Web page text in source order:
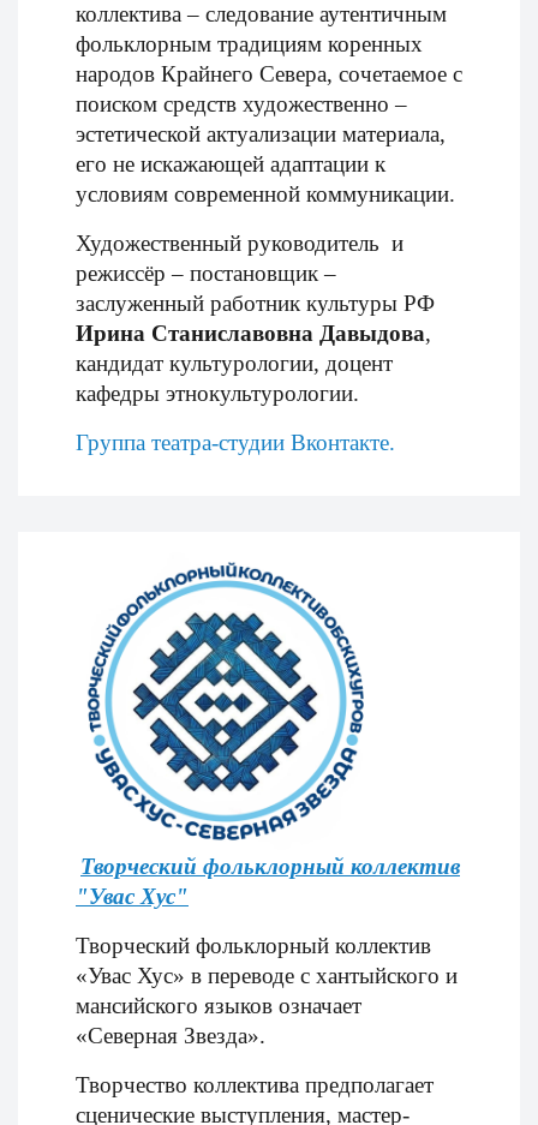
коллектива – следование аутентичным
фольклорным традициям коренных
народов Крайнего Севера, сочетаемое с
поиском средств художественно –
эстетической актуализации материала,
его не искажающей адаптации к
условиям современной коммуникации.
Художественный руководитель и
режиссёр – постановщик –
заслуженный работник культуры РФ
Ирина Станиславовна Давыдова,
кандидат культурологии, доцент
кафедры этнокультурологии.
Группа театра-студии Вконтакте.
Творческий фольклорный коллектив
"Увас Хус"
Творческий фольклорный коллектив
«Увас Хус» в переводе с хантыйского и
мансийского языков означает
«Северная Звезда».
Творчество коллектива предполагает
сценические выступления, мастер-